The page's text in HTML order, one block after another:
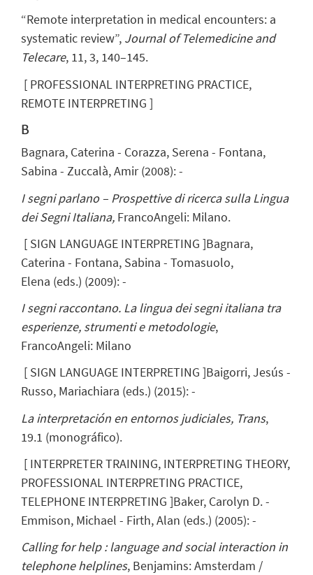
“Remote interpretation in medical encounters: a
systematic review”, Journal of Telemedicine and
Telecare, 11, 3, 140–145.
[ PROFESSIONAL INTERPRETING PRACTICE,
REMOTE INTERPRETING ]
B
Bagnara, Caterina - Corazza, Serena - Fontana,
Sabina - Zuccalà, Amir (2008):-
I segni parlano – Prospettive di ricerca sulla Lingua
dei Segni Italiana, FrancoAngeli: Milano.
[ SIGN LANGUAGE INTERPRETING ]Bagnara,
Caterina - Fontana, Sabina - Tomasuolo,
Elena (eds.) (2009):-
I segni raccontano. La lingua dei segni italiana tra
esperienze, strumenti e metodologie,
FrancoAngeli: Milano
[ SIGN LANGUAGE INTERPRETING ]Baigorri, Jesús -
Russo, Mariachiara (eds.) (2015):-
La interpretación en entornos judiciales, Trans,
19.1 (monográfico).
[ INTERPRETER TRAINING, INTERPRETING THEORY,
PROFESSIONAL INTERPRETING PRACTICE,
TELEPHONE INTERPRETING ]Baker, Carolyn D.-
Emmison, Michael - Firth, Alan (eds.) (2005):-
Calling for help : language and social interaction in
telephone helplines, Benjamins: Amsterdam /